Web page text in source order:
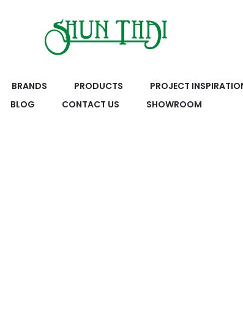
BRANDS PRODUCTS
PROJECT
BLOG
CONTACT US SHOWROOM